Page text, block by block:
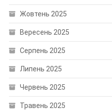
Жовтень 2025
Вересень 2025
Серпень 2025
Липень 2025
Червень 2025
Травень 2025